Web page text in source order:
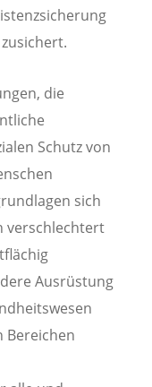
die
Schutz von
sich
verschlechtert
Ausrüstung
Bereichen